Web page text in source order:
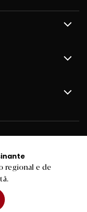
regional e de
reservados